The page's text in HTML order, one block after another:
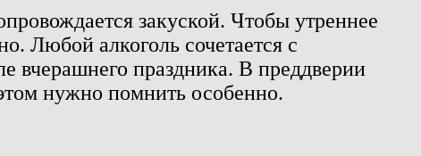
закуской. Чтобы утреннее
Любой алкоголь сочетается с
вчерашнего праздника. В преддверии
нужно помнить особенно.